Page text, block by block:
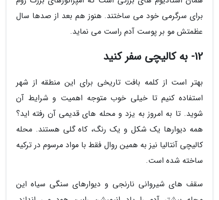
برای سرگرمی خود می ساختند. هنوز هم بعد از صدها سال
عظمتش مو بر پوست آدم راست می نماید.
12- به کالیچی سفر کنید
بهتر است از کلمه بافت تاریخی برای این منطقه از شهر
استفاده کنیم تا خیلی خوب متوجه اهمیت و شرایط آن
شوید. تا به امروز به یزد و محله های قدیمی آن رفته اید؟
همه دیوارها یک شکل و یک رنگ، کاه گلی هستند. محله
کالیچی آنتالیا نیز به همین روال فقط با مواد مرسوم در ترکیه
ساخته شده است.
سقف های شیروانی نارنجی و دیوارهای سنگی سیاه این